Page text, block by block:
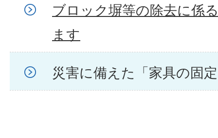
ブロック塀等の除去に係
ます
災害に備えた「家具の固